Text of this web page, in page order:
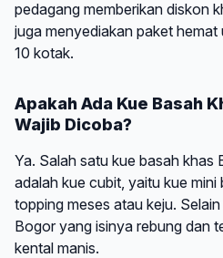
pedagang memberikan diskon
juga menyediakan paket hemat
10 kotak.
Apakah Ada Kue Basah
Wajib Dicoba?
Ya. Salah satu kue basah khas
adalah kue cubit, yaitu kue
topping meses atau keju.
Bogor yang isinya rebung dan
kental manis.